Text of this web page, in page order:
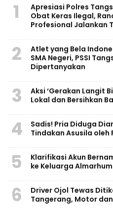
1
Apresiasi Polres
Obat Keras Ilegal,
Profesional Jalankan
2
Atlet yang Bela
SMA Negeri, PSSI
Dipertanyakan
3
Aksi ‘Gerakan Langit
Lokal dan Bersihkan
4
Sadis! Pria Diduga
Tindakan Asusila oleh
5
Klarifikasi Akun
ke Keluarga
6
Driver Ojol Tewas
Tangerang, Motor